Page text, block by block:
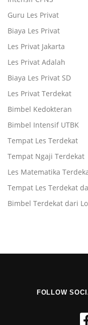
Guru Les Privat
Biaya Les Privat
Les Privat Jakarta
Les Privat Adalah
Biaya Les Privat SD
Les Privat Terdekat
Bimbel Kedokteran
Bimbel Intensif UTBK
Tempat Les Terdekat
Tempat Ngaji Terdekat
Les Matematika
Tempat Les Terdekat
Bimbel Terdekat dari
FOLLOW